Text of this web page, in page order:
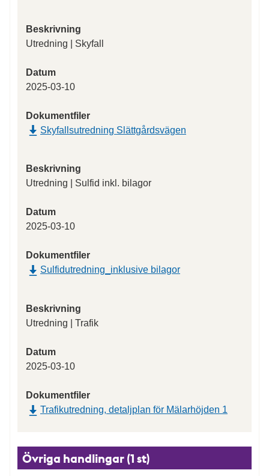
Beskrivning
Utredning | Skyfall
Datum
2025-03-10
Dokumentfiler
Skyfallsutredning Slättgårdsvägen
Beskrivning
Utredning | Sulfid inkl. bilagor
Datum
2025-03-10
Dokumentfiler
Sulfidutredning_inklusive bilagor
Beskrivning
Utredning | Trafik
Datum
2025-03-10
Dokumentfiler
Trafikutredning, detaljplan för Mälarhöjden 1
Övriga handlingar (1 st)